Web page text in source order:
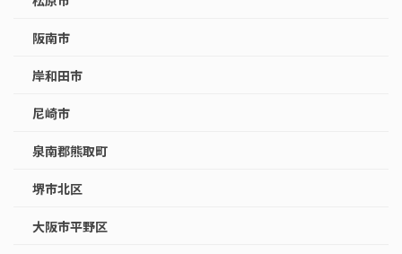
阪南市
岸和田市
尼崎市
泉南郡熊取町
堺市北区
大阪市平野区